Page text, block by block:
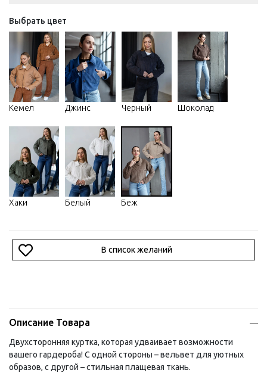
Выбрать цвет
Кемел Джинс Черный Шоколад
Хаки Белый Беж
В список желаний
Описание Товара
Двухсторонняя куртка, которая удваивает возможности
вашего гардероба! С одной стороны – вельвет для уютных
образов, с другой – стильная плащевая ткань.